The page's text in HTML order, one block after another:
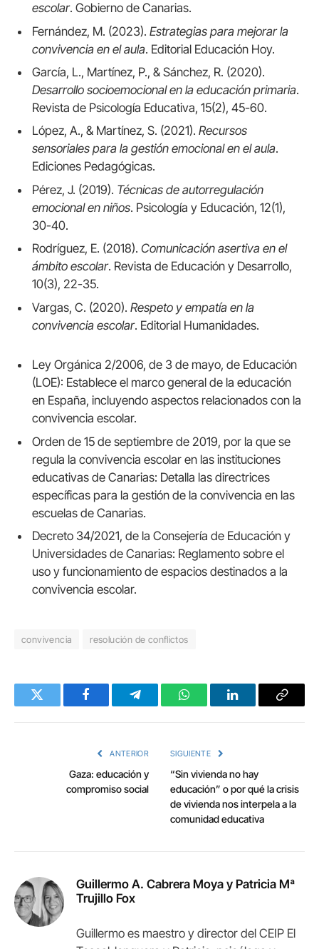
escolar. Gobierno de Canarias.
Fernández, M. (2023). Estrategias para mejorar la
convivencia en el aula. Editorial Educación Hoy.
García, L., Martínez, P., & Sánchez, R. (2020).
Desarrollo socioemocional en la educación primaria.
Revista de Psicología Educativa, 15(2), 45-60.
López, A., & Martínez, S. (2021). Recursos
sensoriales para la gestión emocional en el aula.
Ediciones Pedagógicas.
Pérez, J. (2019). Técnicas de autorregulación
emocional en niños. Psicología y Educación, 12(1),
30-40.
Rodríguez, E. (2018). Comunicación asertiva en el
ámbito escolar. Revista de Educación y Desarrollo,
10(3), 22-35.
Vargas, C. (2020). Respeto y empatía en la
convivencia escolar. Editorial Humanidades.
Ley Orgánica 2/2006, de 3 de mayo, de Educación
(LOE): Establece el marco general de la educación
en España, incluyendo aspectos relacionados con la
convivencia escolar.
Orden de 15 de septiembre de 2019, por la que se
regula la convivencia escolar en las instituciones
educativas de Canarias: Detalla las directrices
específicas para la gestión de la convivencia en las
escuelas de Canarias.
Decreto 34/2021, de la Consejería de Educación y
Universidades de Canarias: Reglamento sobre el
uso y funcionamiento de espacios destinados a la
convivencia escolar.
convivencia resolución de conflictos
Twitter FacebookTelegramWhatsAppLinkedInCopy
ANTERIOR
Gaza: educación y
compromiso social
SIGUIENTE
“Sin vivienda no hay
educación” o por qué la crisis
de vivienda nos interpela a la
comunidad educativa
Guillermo A. Cabrera Moya y Patricia Mª
Trujillo Fox
Guillermo es maestro y director del CEIP El